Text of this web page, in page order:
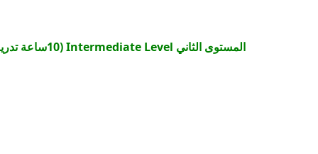
المستوى الثاني Intermediate Level (10ساعة تدريبية)